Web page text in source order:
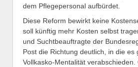
dem Pflegepersonal aufbürdet.
Diese Reform bewirkt keine
soll künftig mehr Kosten selbst
und Suchtbeauftragte der
Post die Richtung deutlich, in die
Vollkasko-Mentalität